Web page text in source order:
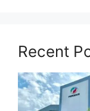
Baca Juga :
Recent